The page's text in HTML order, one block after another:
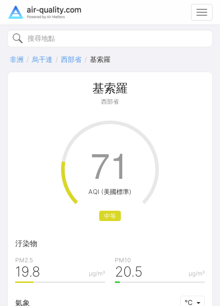
非洲 烏干達 西部省 基索羅
基索羅
西部省
AQI (美國標準)
中等
71
汙染物
PM2.5
μg/m³
19.8
PM10
μg/m³
20.5
氣象 ℃